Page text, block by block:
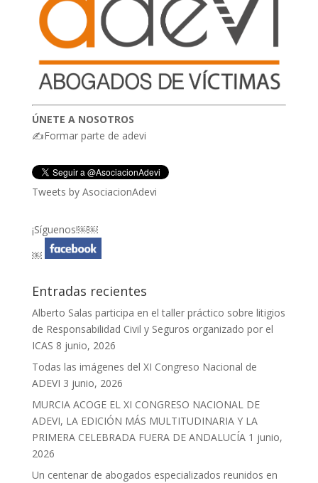
ÚNETE A NOSOTROS
✍Formar parte de adevi
Tweets by AsociacionAdevi
¡Síguenos!￼￼
￼
Entradas recientes
Alberto Salas participa en el taller práctico sobre litigios
de Responsabilidad Civil y Seguros organizado por el
ICAS 8 junio, 2026
Todas las imágenes del XI Congreso Nacional de
ADEVI 3 junio, 2026
MURCIA ACOGE EL XI CONGRESO NACIONAL DE
ADEVI, LA EDICIÓN MÁS MULTITUDINARIA Y LA
PRIMERA CELEBRADA FUERA DE ANDALUCÍA 1 junio,
2026
Un centenar de abogados especializados reunidos en